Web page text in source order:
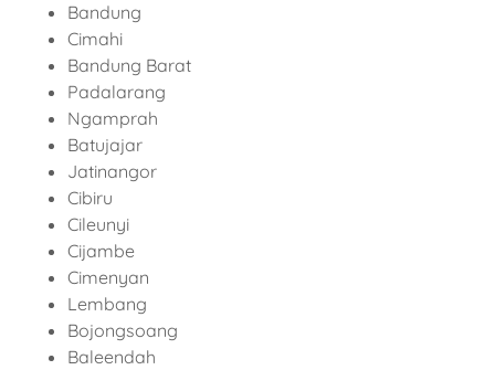
Bandung
Cimahi
Bandung Barat
Padalarang
Ngamprah
Batujajar
Jatinangor
Cibiru
Cileunyi
Cijambe
Cimenyan
Lembang
Bojongsoang
Baleendah